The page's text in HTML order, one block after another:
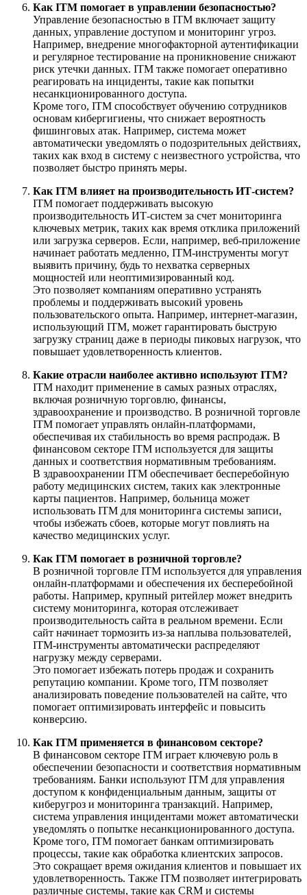
Как ITM помогает в управлении безопасностью?
Управление безопасностью в ITM включает защиту
данных, управление доступом и мониторинг угроз.
Например, внедрение многофакторной аутентификации
и регулярное тестирование на проникновение снижают
риск утечки данных. ITM также помогает оперативно
реагировать на инциденты, такие как попытки
несанкционированного доступа.
Кроме того, ITM способствует обучению сотрудников
основам кибергигиены, что снижает вероятность
фишинговых атак. Например, система может
автоматически уведомлять о подозрительных действиях,
таких как вход в систему с неизвестного устройства, что
позволяет быстро принять меры.
Как ITM влияет на производительность ИТ-систем?
ITM помогает поддерживать высокую
производительность ИТ-систем за счет мониторинга
ключевых метрик, таких как время отклика приложений
или загрузка серверов. Если, например, веб-приложение
начинает работать медленно, ITM-инструменты могут
выявить причину, будь то нехватка серверных
мощностей или неоптимизированный код.
Это позволяет компаниям оперативно устранять
проблемы и поддерживать высокий уровень
пользовательского опыта. Например, интернет-магазин,
использующий ITM, может гарантировать быструю
загрузку страниц даже в периоды пиковых нагрузок, что
повышает удовлетворенность клиентов.
Какие отрасли наиболее активно используют ITM?
ITM находит применение в самых разных отраслях,
включая розничную торговлю, финансы,
здравоохранение и производство. В розничной торговле
ITM помогает управлять онлайн-платформами,
обеспечивая их стабильность во время распродаж. В
финансовом секторе ITM используется для защиты
данных и соответствия нормативным требованиям.
В здравоохранении ITM обеспечивает бесперебойную
работу медицинских систем, таких как электронные
карты пациентов. Например, больница может
использовать ITM для мониторинга системы записи,
чтобы избежать сбоев, которые могут повлиять на
качество медицинских услуг.
Как ITM помогает в розничной торговле?
В розничной торговле ITM используется для управления
онлайн-платформами и обеспечения их бесперебойной
работы. Например, крупный ритейлер может внедрить
систему мониторинга, которая отслеживает
производительность сайта в реальном времени. Если
сайт начинает тормозить из-за наплыва пользователей,
ITM-инструменты автоматически распределяют
нагрузку между серверами.
Это помогает избежать потерь продаж и сохранить
репутацию компании. Кроме того, ITM позволяет
анализировать поведение пользователей на сайте, что
помогает оптимизировать интерфейс и повысить
конверсию.
Как ITM применяется в финансовом секторе?
В финансовом секторе ITM играет ключевую роль в
обеспечении безопасности и соответствия нормативным
требованиям. Банки используют ITM для управления
доступом к конфиденциальным данным, защиты от
киберугроз и мониторинга транзакций. Например,
система управления инцидентами может автоматически
уведомлять о попытке несанкционированного доступа.
Кроме того, ITM помогает банкам оптимизировать
процессы, такие как обработка клиентских запросов.
Это сокращает время ожидания клиентов и повышает их
удовлетворенность. Также ITM позволяет интегрировать
различные системы, такие как CRM и системы